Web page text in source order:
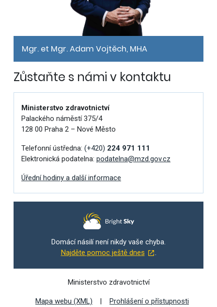
Mgr. et Mgr. Adam Vojtěch, MHA
Zůstaňte s námi v kontaktu
Ministerstvo zdravotnictví
Palackého náměstí 375/4
128 00 Praha 2 – Nové Město
Telefonní ústředna: (+420) 224 971 111
Elektronická podatelna: podatelna@mzd.gov.cz
Úřední hodiny a další informace
Domácí násilí není nikdy vaše chyba.
Najděte pomoc ještě dnes
Ministerstvo zdravotnictví
Mapa webu (XML) Prohlášení o přístupnosti